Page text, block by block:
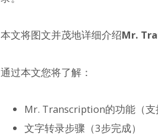
本文将图文并茂地详细介绍Mr.
通过本文您将了解：
Mr. Transcription的功能（支
文字转录步骤（3步完成）